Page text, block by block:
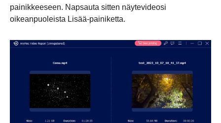
painikkeeseen. Napsauta sitten näytevideosi
oikeanpuoleista Lisää-painiketta.